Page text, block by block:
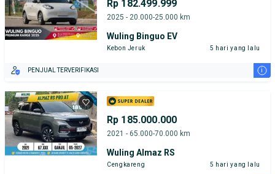
Rp 182.499.999
2025 - 20.000-25.000 km
Wuling Binguo EV
Kebon Jeruk 5 hari yang lalu
PENJUAL TERVERIFIKASI i
Rp 185.000.000
2021 - 65.000-70.000 km
Wuling Almaz RS
Cengkareng 5 hari yang lalu